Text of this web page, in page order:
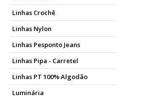
Linhas Crochê
Linhas Nylon
Linhas Pesponto Jeans
Linhas Pipa - Carretel
Linhas PT 100% Algodão
Luminária